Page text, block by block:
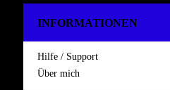
INFORMATIONEN
Hilfe / Support
Über mich